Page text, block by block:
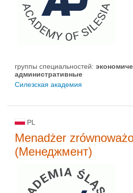
группы специальностей:
административные
Силезская академия
PL
Menadżer
(Менеджмент)